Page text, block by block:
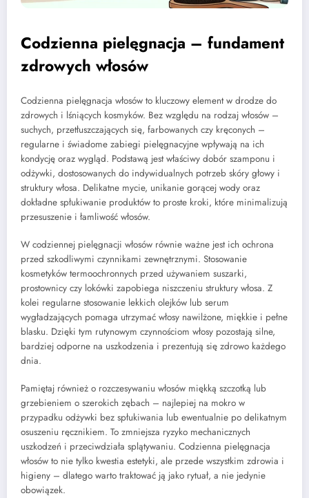
Codzienna pielęgnacja – fundament
zdrowych włosów
Codzienna pielęgnacja włosów to kluczowy element w drodze do
zdrowych i lśniących kosmyków. Bez względu na rodzaj włosów –
suchych, przetłuszczających się, farbowanych czy kręconych –
regularne i świadome zabiegi pielęgnacyjne wpływają na ich
kondycję oraz wygląd. Podstawą jest właściwy dobór szamponu i
odżywki, dostosowanych do indywidualnych potrzeb skóry głowy i
struktury włosa. Delikatne mycie, unikanie gorącej wody oraz
dokładne spłukiwanie produktów to proste kroki, które minimalizują
przesuszenie i łamliwość włosów.
W codziennej pielęgnacji włosów równie ważne jest ich ochrona
przed szkodliwymi czynnikami zewnętrznymi. Stosowanie
kosmetyków termoochronnych przed używaniem suszarki,
prostownicy czy lokówki zapobiega niszczeniu struktury włosa. Z
kolei regularne stosowanie lekkich olejków lub serum
wygładzających pomaga utrzymać włosy nawilżone, miękkie i pełne
blasku. Dzięki tym rutynowym czynnościom włosy pozostają silne,
bardziej odporne na uszkodzenia i prezentują się zdrowo każdego
dnia.
Pamiętaj również o rozczesywaniu włosów miękką szczotką lub
grzebieniem o szerokich zębach – najlepiej na mokro w
przypadku odżywki bez spłukiwania lub ewentualnie po delikatnym
osuszeniu ręcznikiem. To zmniejsza ryzyko mechanicznych
uszkodzeń i przeciwdziała splątywaniu. Codzienna pielęgnacja
włosów to nie tylko kwestia estetyki, ale przede wszystkim zdrowia i
higieny – dlatego warto traktować ją jako rytuał, a nie jedynie
obowiązek.